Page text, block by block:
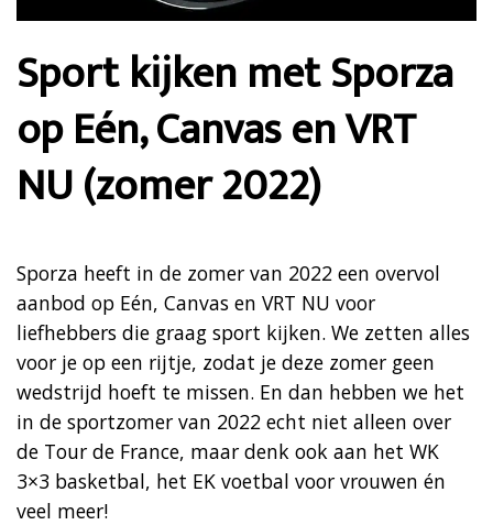
Sport kijken met Sporza
op Eén, Canvas en VRT
NU (zomer 2022)
Sporza heeft in de zomer van 2022 een overvol
aanbod op Eén, Canvas en VRT NU voor
liefhebbers die graag sport kijken. We zetten alles
voor je op een rijtje, zodat je deze zomer geen
wedstrijd hoeft te missen. En dan hebben we het
in de sportzomer van 2022 echt niet alleen over
de Tour de France, maar denk ook aan het WK
3×3 basketbal, het EK voetbal voor vrouwen én
veel meer!